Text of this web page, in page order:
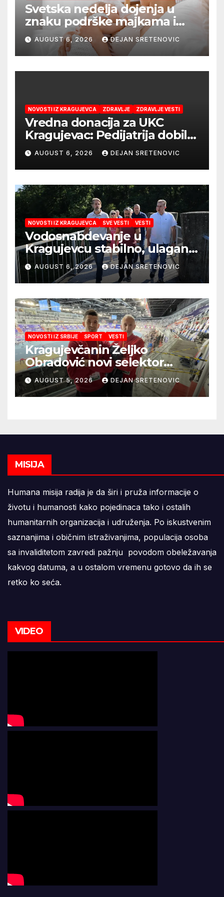
Svetska nedelja dojenja u
znaku podrške majkama i
najboljeg početka života
AUGUST 6, 2026 DEJAN SRETENOVIC
NOVOSTI IZ KRAGUJEVCA ZDRAVLJE ZDRAVLJE VESTI
Vredna donacija za UKC
Kragujevac: Pedijatrija dobila
mobilni rendgen i mikroskop
vredne 9,6 miliona dinara
AUGUST 6, 2026 DEJAN SRETENOVIC
NOVOSTI IZ KRAGUJEVCA SVE VESTI VESTI
Vodosnabdevanje u
Kragujevcu stabilno, ulaganja
obezbedila sigurnije
snabdevanje
AUGUST 6, 2026 DEJAN SRETENOVIC
NOVOSTI IZ SRBIJE SPORT VESTI
Kragujevčanin Željko
Obradović novi selektor
Atletske reprezentacije Srbije
AUGUST 5, 2026 DEJAN SRETENOVIC
MISIJA
Humana misija radija je da širi i pruža informacije o
životu i humanosti kako pojedinaca tako i ostalih
humanitarnih organizacija i udruženja. Po iskustvenim
saznanjima i običnim istraživanjima, populacija osoba
sa invaliditetom zavredi pažnju povodom obeležavanja
kakvog datuma, a u ostalom vremenu gotovo da ih se
retko ko seća.
VIDEO